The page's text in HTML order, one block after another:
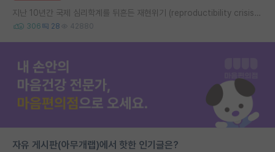
지난 10년간 국제 심리학계를 뒤흔든 재현위기 (reproductibility crisis) 요약 (1편)
306 28 42880
자유 게시판(아무개랩)에서 핫한 인기글은?